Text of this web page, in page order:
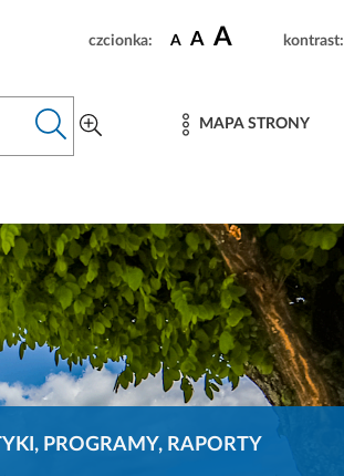
czcionka: A A A kontrast:
MAPA STRONY
PROGRAMY, RAPORTY